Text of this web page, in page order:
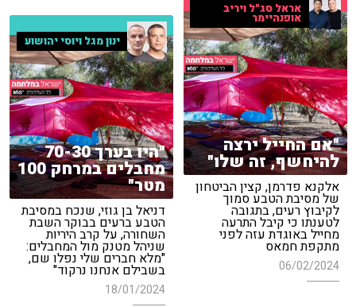
אראל סג"ל ויריב
אופנהיימר
"אם החייל ירצה
להיחשף, זה שלו"
אלקנא פדרמן, קצין הביטחון
של מסיבת הטבע סמוך
לקיבוץ רעים, בתגובה
לטענתו כי קיבל התרעה
מחייל באוגדת עזה לפני
מתקפת חמאס
06/02/2024
ינון מגל ויוסי יהושוע
"היו בערך 70-30
מחבלים במרחק 100
מטר"
דניאל בן גוזי, שנכח במסיבת
הטבע ברעים בבוקר השבת
השחורה, על קרב היריות
שניהל מטנק מול המחבלים:
"מלא חברים שלי נפלו שם,
בשבילם אנחנו נרקוד"
18/01/2024